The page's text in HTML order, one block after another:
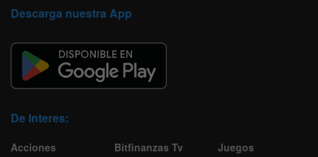
Descarga nuestra App
De Interes:
Acciones
Bitfinanzas Tv
Juegos